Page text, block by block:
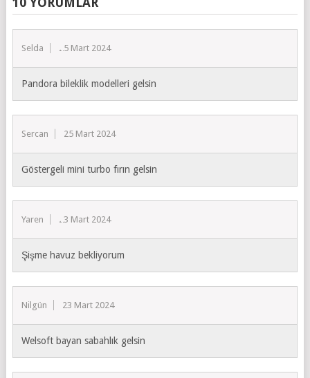
Selda 25 Mart 2024
Pandora bileklik modelleri gelsin
Sercan 25 Mart 2024
Göstergeli mini turbo fırın gelsin
Yaren 23 Mart 2024
Şişme havuz bekliyorum
Nilgün 23 Mart 2024
Welsoft bayan sabahlık gelsin